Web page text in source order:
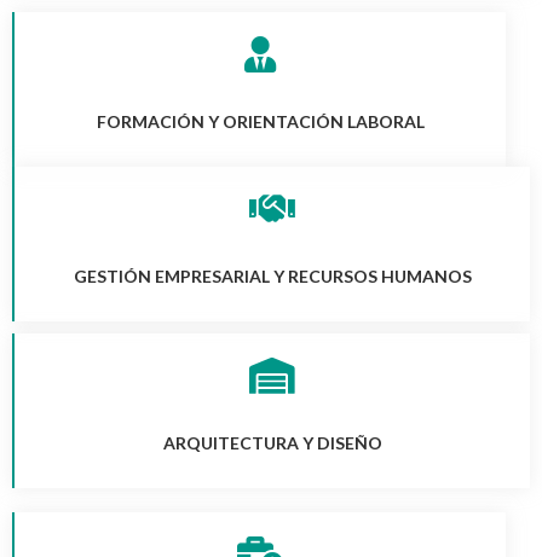
FORMACIÓN Y ORIENTACIÓN LABORAL
GESTIÓN EMPRESARIAL Y RECURSOS HUMANOS
ARQUITECTURA Y DISEÑO